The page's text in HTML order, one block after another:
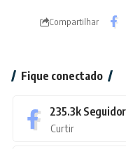
Compartilhar
Fique conectado
235.3k
Curtir